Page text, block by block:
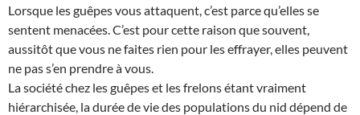
Lorsque les guêpes vous attaquent, c’est parce qu’elles se
sentent menacées. C’est pour cette raison que souvent,
aussitôt que vous ne faites rien pour les effrayer, elles peuvent
ne pas s’en prendre à vous.
La société chez les guêpes et les frelons étant vraiment
hiérarchisée, la durée de vie des populations du nid dépend de